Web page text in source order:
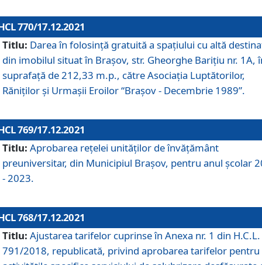
770/17.12.2021
Titlu: Darea în folosinţă gratuită a spaţiului cu altă
din imobilul situat în Braşov, str. Gheorghe Bariţiu nr. 1A,
suprafaţă de 212,33 m.p., către Asociaţia Luptătorilor,
Răniţilor şi Urmaşii Eroilor “Braşov - Decembrie 1989”.
769/17.12.2021
Titlu: Aprobarea reţelei unităţilor de învăţământ
preuniversitar, din Municipiul Braşov, pentru anul şcolar
- 2023.
768/17.12.2021
Titlu: Ajustarea tarifelor cuprinse în Anexa nr. 1 din H.C.L.
791/2018, republicată, privind aprobarea tarifelor pentru